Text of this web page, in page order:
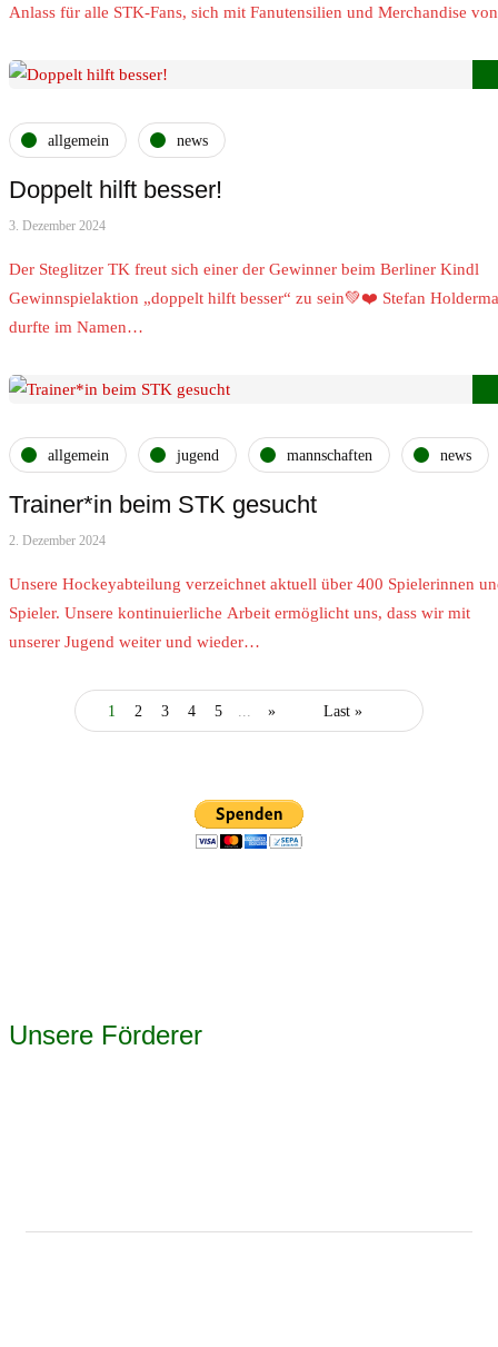
Anlass für alle STK-Fans, sich mit Fanutensilien und Merchandise
allgemein news
Doppelt hilft besser!
3. Dezember 2024
Der Steglitzer TK freut sich einer der Gewinner beim Berliner Kindl
Gewinnspielaktion „doppelt hilft besser“ zu sein💚❤️ Stefan
durfte im Namen…
allgemein jugend mannschaften news
Trainer*in beim STK gesucht
2. Dezember 2024
Unsere Hockeyabteilung verzeichnet aktuell über 400 Spielerinnen
Spieler. Unsere kontinuierliche Arbeit ermöglicht uns, dass wir mit
unserer Jugend weiter und wieder…
1 2 3 4 5 ... » Last »
Unsere Förderer